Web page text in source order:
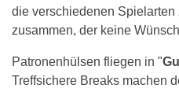
die verschiedenen
zusammen, der keine
Patronenhülsen fliegen in "
Treffsichere Breaks machen